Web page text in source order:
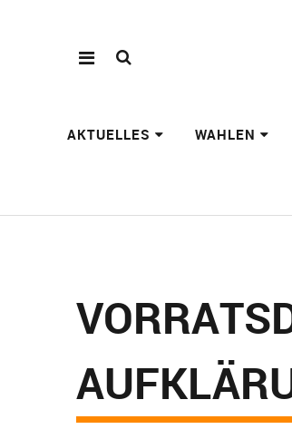
AKTUELLES WAHLEN